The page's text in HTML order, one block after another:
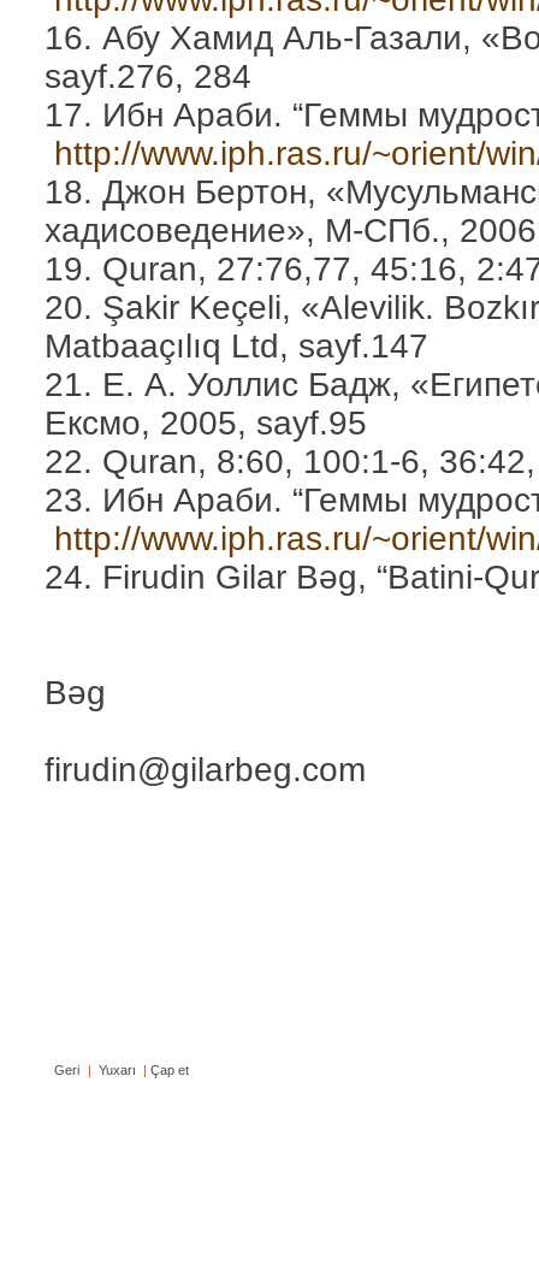
16. Абу Хамид Аль-Газали,
sayf.276, 284
17. Ибн Араби. “Геммы
http://www.iph.ras.ru/~orient/
18. Джон Бертон,
хадисоведение», М-СПб.,
19. Quran, 27:76,77, 45:16,
20. Şakir Keçeli, «Alevilik.
Matbaaçılıq Ltd, sayf.147
21. Е. А. Уоллис Бадж,
Ексмо, 2005, sayf.95
22. Quran, 8:60, 100:1-6,
23. Ибн Араби. “Геммы
http://www.iph.ras.ru/~orient/
24. Firudin Gilar Bəg, “Batini-
Bəg
firudin@gilarbeg.com
Geri | Yuxarı | Çap et